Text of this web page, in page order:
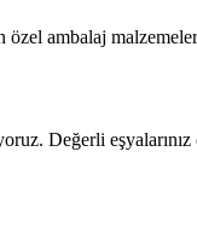
özel ambalaj
Değerli eşyalarınız